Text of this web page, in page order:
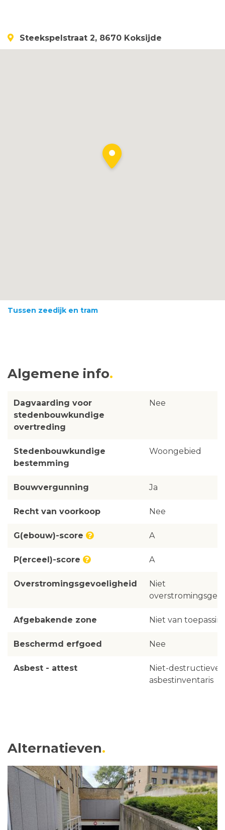
Steekspelstraat 2, 8670 Koksijde
Tussen zeedijk en tram
Algemene info
Dagvaarding voor
stedenbouwkundige
overtreding
Nee
Stedenbouwkundige
bestemming
Woongebied
Bouwvergunning Ja
Recht van voorkoop Nee
G(ebouw)-score A
P(erceel)-score A
Overstromingsgevoeligheid
Niet
Afgebakende zone Niet van
Beschermd erfgoed Nee
Asbest - attest
Niet-destructieve
asbestinventaris
Alternatieven